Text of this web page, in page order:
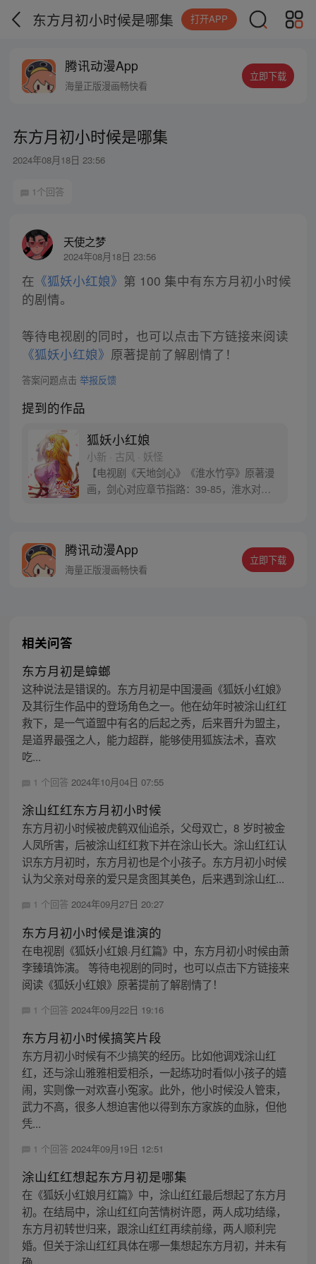
东方月初小时候是哪集 打开APP
腾讯动漫App
海量正版漫画畅快看
立即下载
东方月初小时候是哪集
2024年08月18日 23:56
1个回答
天使之梦
2024年08月18日 23:56
在 《狐妖小红娘》 第 100 集中有东方月初小时候
的剧情。
等待电视剧的同时，也可以点击下方链接来阅读
《狐妖小红娘》 原著提前了解剧情了！
答案问题点击 举报反馈
提到的作品
狐妖小红娘
小新 · 古风 · 妖怪
【电视剧《天地剑心》《淮水竹亭》原著漫
画，剑心对应章节指路：39-85，淮水对应
腾讯动漫App
海量正版漫画畅快看
立即下载
相关问答
东方月初是蟑螂
这种说法是错误的。东方月初是中国漫画《狐妖小红娘》
及其衍生作品中的登场角色之一。他在幼年时被涂山红红
救下，是一气道盟中有名的后起之秀，后来晋升为盟主，
是道界最强之人，能力超群，能够使用狐族法术，喜欢
吃...
1 个回答 2024年10月04日 07:55
涂山红红东方月初小时候
东方月初小时候被虎鹤双仙追杀，父母双亡，8 岁时被金
人凤所害，后被涂山红红救下并在涂山长大。涂山红红认
识东方月初时，东方月初也是个小孩子。东方月初小时候
认为父亲对母亲的爱只是贪图其美色，后来遇到涂山红...
1 个回答 2024年09月27日 20:27
东方月初小时候是谁演的
在电视剧《狐妖小红娘·月红篇》中，东方月初小时候由萧
李臻瑱饰演。 等待电视剧的同时，也可以点击下方链接来
阅读《狐妖小红娘》原著提前了解剧情了！
1 个回答 2024年09月22日 19:16
东方月初小时候搞笑片段
东方月初小时候有不少搞笑的经历。比如他调戏涂山红
红，还与涂山雅雅相爱相杀，一起练功时看似小孩子的嬉
闹，实则像一对欢喜小冤家。此外，他小时候没人管束，
武力不高，很多人想迫害他以得到东方家族的血脉，但他
凭...
1 个回答 2024年09月19日 12:51
涂山红红想起东方月初是哪集
在《狐妖小红娘月红篇》中，涂山红红最后想起了东方月
初。在结局中，涂山红红向苦情树许愿，两人成功结缘，
东方月初转世归来，跟涂山红红再续前缘，两人顺利完
婚。但关于涂山红红具体在哪一集想起东方月初，并未有